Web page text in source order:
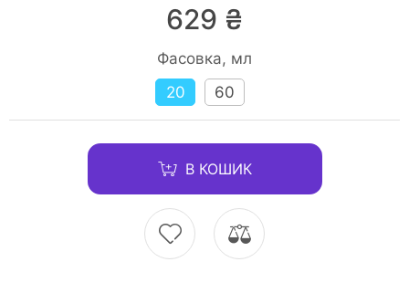
629 ₴
Фасовка, мл
20
60
В КОШИК